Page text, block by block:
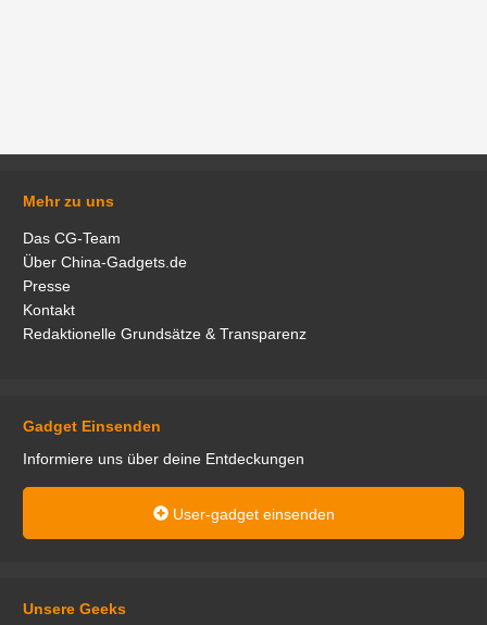
Mehr zu uns
Das CG-Team
Über China-Gadgets.de
Presse
Kontakt
Redaktionelle Grundsätze & Transparenz
Gadget Einsenden
Informiere uns über deine Entdeckungen
User-gadget einsenden
Unsere Geeks